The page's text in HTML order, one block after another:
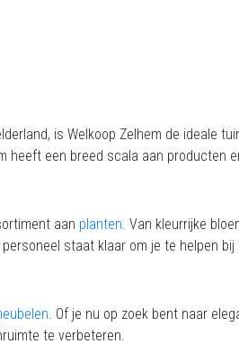
is Welkoop Zelhem de ideale
heeft een breed scala aan producten
aan planten. Van kleurrijke
staat klaar om je te helpen
. Of je nu op zoek bent naar
te verbeteren.